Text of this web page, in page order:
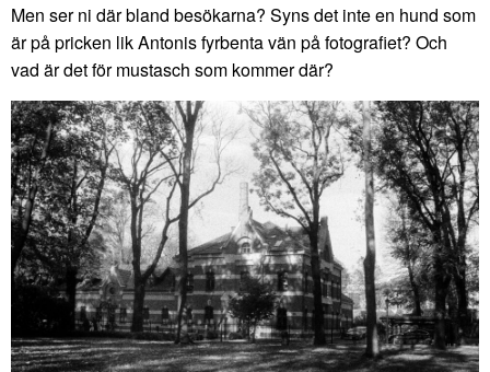
Men ser ni där bland besökarna? Syns det inte en hund som
är på pricken lik Antonis fyrbenta vän på fotografiet? Och
vad är det för mustasch som kommer där?